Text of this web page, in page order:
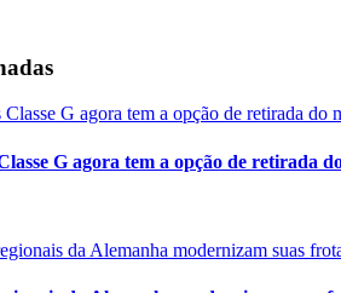
G agora tem a opção de retirada